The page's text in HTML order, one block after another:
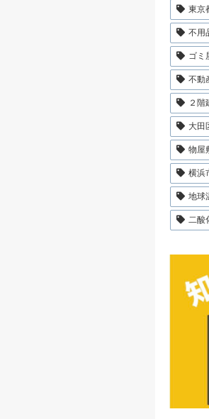
東京
不用
ゴミ
不動
２階
大田
物屋
横浜
地球
二酸